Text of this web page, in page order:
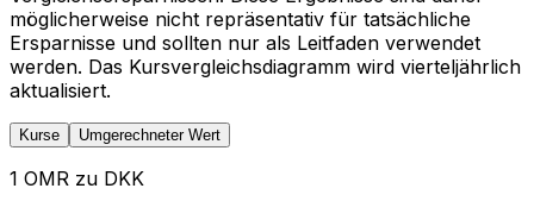
möglicherweise nicht repräsentativ für tatsächliche
Ersparnisse und sollten nur als Leitfaden verwendet
werden. Das Kursvergleichsdiagramm wird vierteljährlich
aktualisiert.
Kurse Umgerechneter Wert
1 OMR zu DKK